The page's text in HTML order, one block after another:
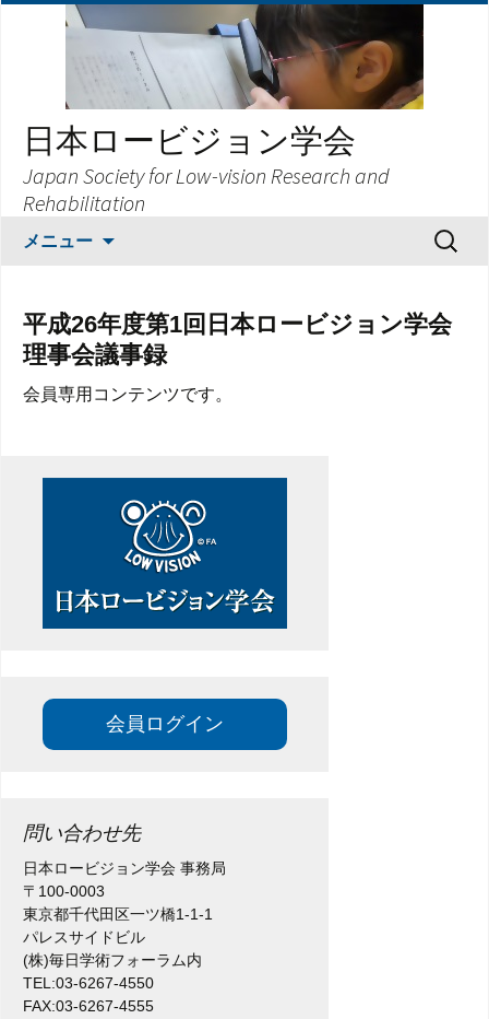
日本ロービジョン学会
Japan Society for Low-vision Research and
Rehabilitation
メニュー
ツ
へ
ス
検
索:
平成26年度第1回日本ロービジョン学会
理事会議事録
会員専用コンテンツです。
会員ログイン
問い合わせ先
日本ロービジョン学会 事務局
〒100-0003
東京都千代田区一ツ橋1-1-1
パレスサイドビル
(株)毎日学術フォーラム内
TEL:03-6267-4550
FAX:03-6267-4555